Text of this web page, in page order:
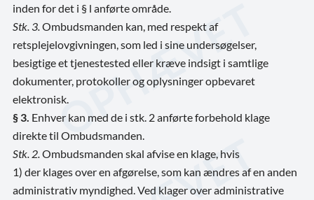
inden for det i § l anførte område.
Stk. 3. Ombudsmanden kan, med respekt af
retsplejelovgivningen, som led i sine undersøgelser,
besigtige et tjenestested eller kræve indsigt i samtlige
dokumenter, protokoller og oplysninger opbevaret
elektronisk.
§ 3. Enhver kan med de i stk. 2 anførte forbehold klage
direkte til Ombudsmanden.
Stk. 2. Ombudsmanden skal afvise en klage, hvis
1) der klages over en afgørelse, som kan ændres af en anden
administrativ myndighed. Ved klager over administrative